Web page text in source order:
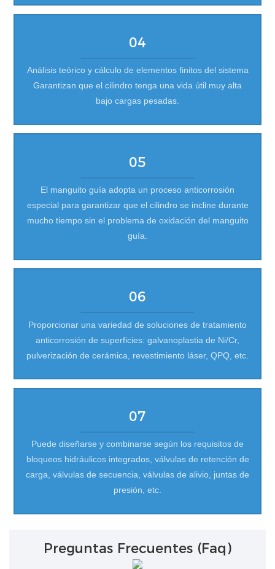
04
Análisis teórico y cálculo de elementos finitos del sistema
Garantizan que el cilindro tenga una vida útil muy alta
bajo cargas pesadas.
05
El manguito guía adopta un proceso anticorrosión
especial para garantizar que el cilindro se incline durante
mucho tiempo sin el problema de oxidación del manguito
guía.
06
Proporcionar una variedad de soluciones de tratamiento
anticorrosión de superficies: galvanoplastia de Ni/Cr,
pulverización de cerámica, revestimiento láser, QPQ, etc.
07
Puede diseñarse y combinarse según los requisitos de
bloqueos hidráulicos integrados, válvulas de retención de
carga, válvulas de secuencia, válvulas de alivio, juntas de
presión, etc.
Preguntas Frecuentes (faq)